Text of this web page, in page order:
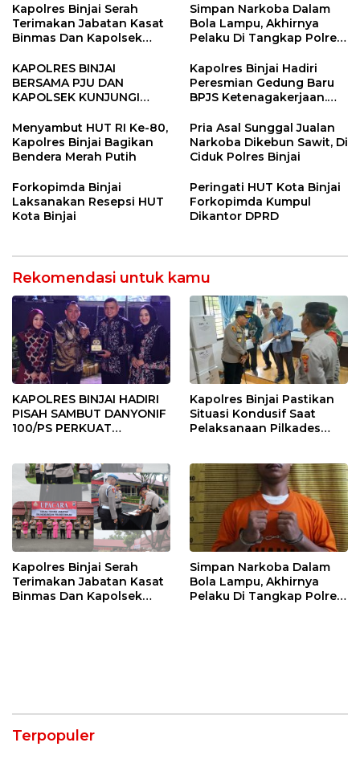
Kapolres Binjai Serah
Terimakan Jabatan Kasat
Binmas Dan Kapolsek
Simpan Narkoba Dalam
Bola Lampu, Akhirnya
Pelaku Di Tangkap Polres
KAPOLRES BINJAI
BERSAMA PJU DAN
KAPOLSEK KUNJUNGI
BINJAI
Kapolres Binjai Hadiri
Peresmian Gedung Baru
BPJS Ketenagakerjaan.
Menyeluruh bagi Pekerja”
Menyambut HUT RI Ke-80,
Kapolres Binjai Bagikan
Bendera Merah Putih
Pria Asal Sunggal Jualan
Narkoba Dikebun Sawit, Di
Ciduk Polres Binjai
Forkopimda Binjai
Laksanakan Resepsi HUT
Kota Binjai
Peringati HUT Kota Binjai
Forkopimda Kumpul
Dikantor DPRD
Rekomendasi untuk kamu
KAPOLRES BINJAI HADIRI
PISAH SAMBUT DANYONIF
100/PS PERKUAT
Kapolres Binjai Pastikan
Situasi Kondusif Saat
Pelaksanaan Pilkades
Kapolres Binjai Serah
Terimakan Jabatan Kasat
Binmas Dan Kapolsek
Simpan Narkoba Dalam
Bola Lampu, Akhirnya
Pelaku Di Tangkap Polres
Terpopuler